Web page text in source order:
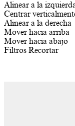
Alinear a la
Centrar
Alinear a la derecha
Mover hacia arriba
Mover hacia abajo
Filtros Recortar